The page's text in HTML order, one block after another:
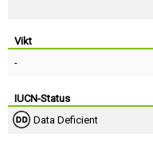
Vikt
-
IUCN-Status
Data Deficient